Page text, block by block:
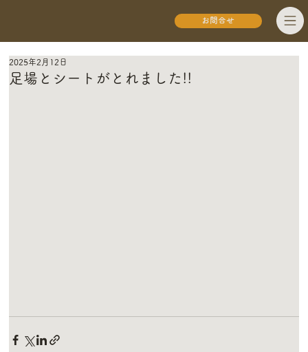
お問合せ
足場とシートがとれました!!
2025年2月12日